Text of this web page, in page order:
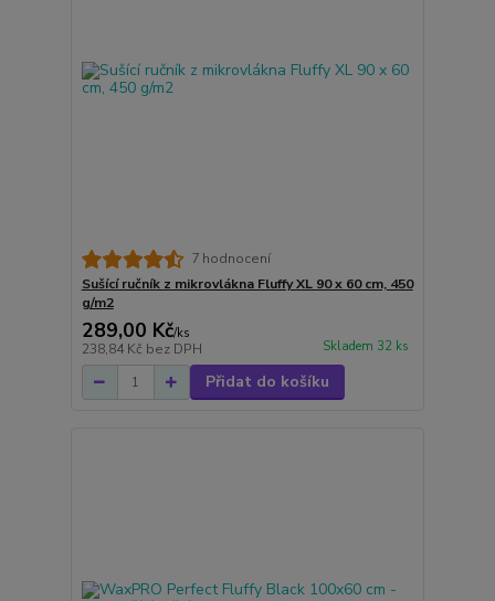
7 hodnocení
Sušící ručník z mikrovlákna Fluffy XL 90 x 60 cm, 450
g/m2
289,00 Kč/ks
238,84 Kč bez DPH Skladem 32 ks
Přidat do košíku